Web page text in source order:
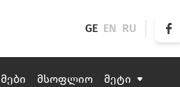
GE EN RU
მსოფლიო მეტი